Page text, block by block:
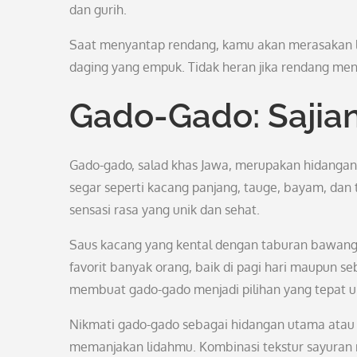
dan gurih.
Saat menyantap rendang, kamu akan
daging yang empuk. Tidak heran jika rendang
Gado-Gado:
Gado-gado, salad khas Jawa, merupakan
segar seperti kacang panjang, tauge, bayam,
sensasi rasa yang unik dan sehat.
Saus kacang yang kental dengan taburan
favorit banyak orang, baik di pagi hari maupun
membuat gado-gado menjadi pilihan yang tepat
Nikmati gado-gado sebagai hidangan utama
memanjakan lidahmu. Kombinasi tekstur